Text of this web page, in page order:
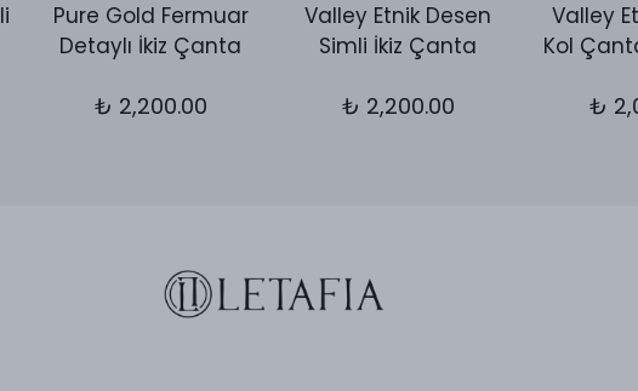
Pure Gold Fermuar
Detaylı İkiz Çanta
₺ 2,200.00
Valley Etnik Desen
Simli İkiz Çanta
₺ 2,200.00
Valley
Kol
₺